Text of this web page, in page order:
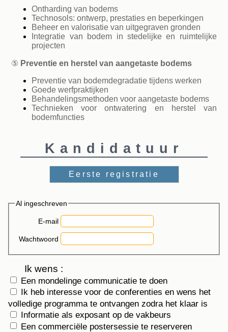
Ontharding van bodems
Technosols: ontwerp, prestaties en beperkingen
Beheer en valorisatie van uitgegraven gronden
Integratie van bodem in stedelijke en ruimtelijke
projecten
⑤ Preventie en herstel van aangetaste bodems
Preventie van bodemdegradatie tijdens werken
Goede werfpraktijken
Behandelingsmethoden voor aangetaste bodems
Technieken voor ontwatering en herstel van
bodemfuncties
Kandidatuur
Eerste registratie
Al ingeschreven
E-mail
Wachtwoord
Ik wens :
Een mondelinge communicatie te doen
Ik heb interesse voor de conferenties en wens het
volledige programma te ontvangen zodra het klaar is
Informatie als exposant op de vakbeurs
Een commerciële postersessie te reserveren